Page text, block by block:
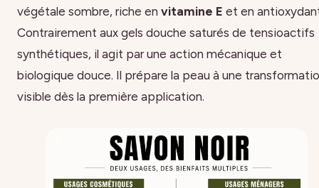
végétale sombre, riche en vitamine E et en
Contrairement aux gels douche saturés de tensioactifs
synthétiques, il agit par une action mécanique et
biologique douce. Il prépare la peau à une
visible dès la première application.